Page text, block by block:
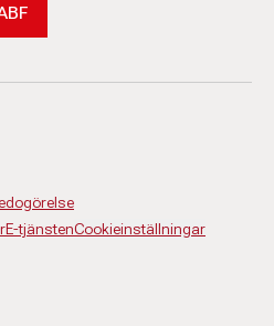
E-tjänstenCookieinställningar